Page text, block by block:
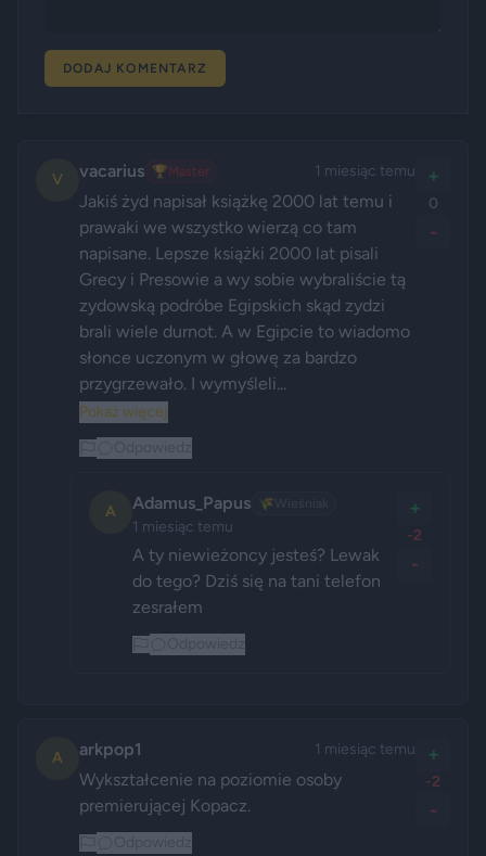
DODAJ KOMENTARZ
V vacarius 🏆Master 1 miesiąc temu
Jakiś żyd napisał książkę 2000 lat temu i
prawaki we wszystko wierzą co tam
napisane. Lepsze książki 2000 lat pisali
Grecy i Presowie a wy sobie wybraliście tą
zydowską podróbe Egipskich skąd zydzi
brali wiele durnot. A w Egipcie to wiadomo
słonce uczonym w głowę za bardzo
przygrzewało. I wymyśleli...
Pokaż więcej
+
0
-
A Adamus_Papus 🌾
1 miesiąc temu
A ty niewieżoncy jesteś? Lewak
do tego? Dziś się na tani telefon
zesrałem
+
-2
-
A arkpop1 1 miesiąc temu
Wykształcenie na poziomie osoby
premierującej Kopacz.
+
-2
-